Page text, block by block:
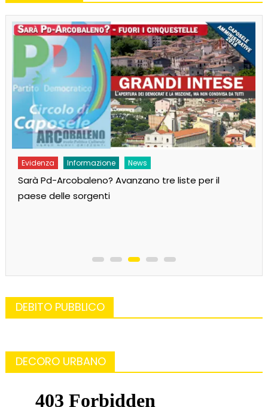
Evidenza Informazione News
Sarà Pd-Arcobaleno? Avanzano tre liste per il
paese delle sorgenti
DEBITO PUBBLICO
DECORO URBANO